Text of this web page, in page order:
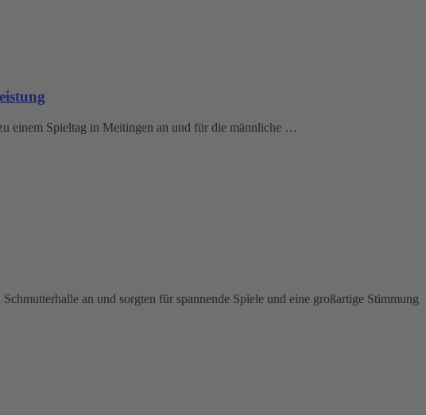
einem Spieltag in Meitingen an und für die männliche …
an und sorgten für spannende Spiele und eine großartige Stimmung